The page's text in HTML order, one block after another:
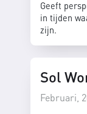
Geeft
in tijden
zijn.
Sol
Februari,